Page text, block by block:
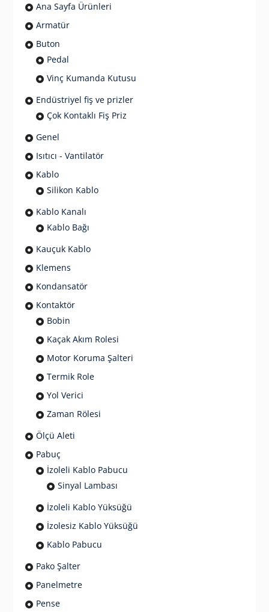
Ana Sayfa Ürünleri
Armatür
Buton
Pedal
Vinç Kumanda Kutusu
Endüstriyel fiş ve prizler
Çok Kontaklı Fiş Priz
Genel
Isıtıcı - Vantilatör
Kablo
Silikon Kablo
Kablo Kanalı
Kablo Bağı
Kauçuk Kablo
Klemens
Kondansatör
Kontaktör
Bobin
Kaçak Akım Rolesi
Motor Koruma Şalteri
Termik Role
Yol Verici
Zaman Rölesi
Ölçü Aleti
Pabuç
İzoleli Kablo Pabucu
Sinyal Lambası
İzoleli Kablo Yüksüğü
İzolesiz Kablo Yüksüğü
Kablo Pabucu
Pako Şalter
Panelmetre
Pense